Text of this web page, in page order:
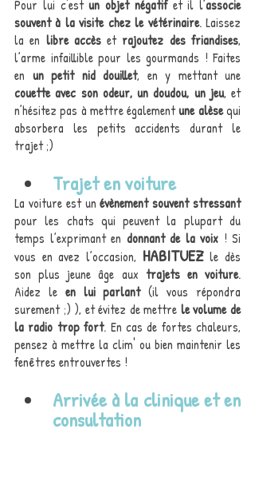
Pour lui c'est un objet négatif et il l’associe
souvent à la visite chez le vétérinaire. Laissez
la en libre accès et rajoutez des friandises,
l’arme infaillible pour les gourmands ! Faites
en un petit nid douillet
couette avec son odeur, un doudou, un jeu, et
n’hésitez pas à mettre également une alèse qui
absorbera les petits accidents durant le
trajet ;)
Trajet en voiture
La voiture est un
évènement souvent stressant
pour les chats qui peuvent la plupart du
temps l’exprimant en donnant de la voix ! Si
vous en avez l’occasion, HABITUEZ le dès
son plus jeune âge aux trajets en voiture.
Aidez le en lui parlant (il vous répondra
surement ;) ), et évitez de mettre le volume de
la radio trop fort. En cas de fortes chaleurs,
pensez à mettre la clim' ou bien maintenir les
fenêtres entrouvertes !
Arrivée à la clinique et en
consultation